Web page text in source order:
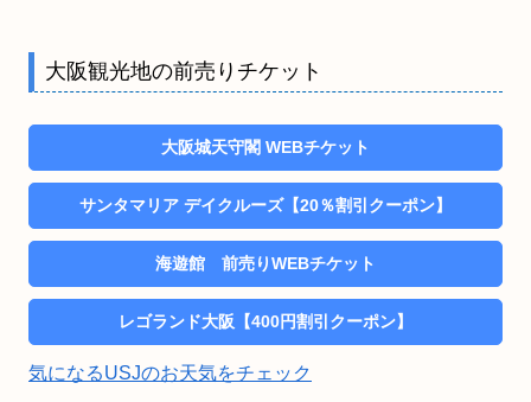
大阪観光地の前売りチケット
大阪城天守閣 WEBチケット
サンタマリア デイクルーズ【20％割引クーポン】
海遊館 前売りWEBチケット
レゴランド大阪【400円割引クーポン】
気になるUSJのお天気をチェック